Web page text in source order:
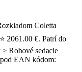
Coletta
2061.00 €. Patrí do
Rohové sedacie
EAN kódom: